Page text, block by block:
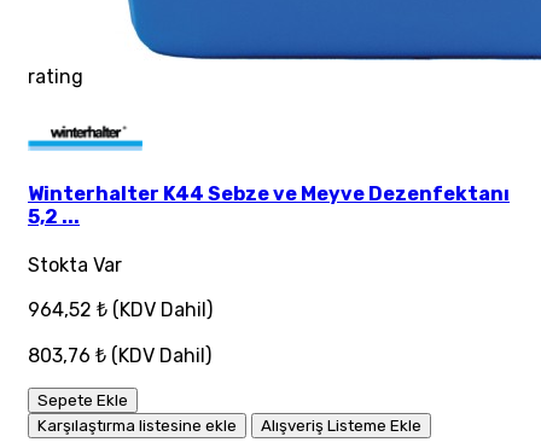
rating
Winterhalter K44 Sebze ve Meyve Dezenfektanı
5,2 ...
Stokta Var
964,52 ₺ (KDV Dahil)
803,76 ₺ (KDV Dahil)
Sepete Ekle
Karşılaştırma listesine ekle
Alışveriş Listeme Ekle